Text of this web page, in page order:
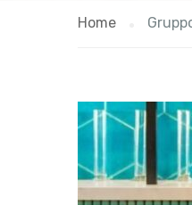
Home